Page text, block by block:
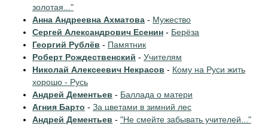
золотая..."
Анна Андреевна Ахматова - Мужество
Сергей Александрович Есенин - Берёза
Георгий Рублёв - Памятник
Роберт Рождественский - Учителям
Николай Алексеевич Некрасов - Кому на Руси жить
хорошо - Русь
Андрей Дементьев - Баллада о матери
Агния Барто - За цветами в зимний лес
Андрей Дементьев - "Не смейте забывать учителей..."